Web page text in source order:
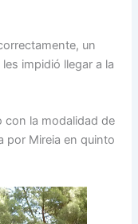
un
impidió llegar a la
con la modalidad de
por Mireia en quinto